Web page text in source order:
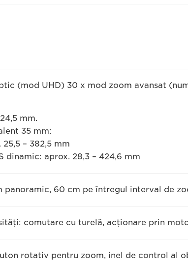
(mod UHD) 30 x mod zoom avansat
mm.
35 mm:
25,5 – 382,5 mm
dinamic: aprox. 28,3 – 424,6 mm
panoramic, 60 cm pe întregul interval de
comutare cu turelă, acţionare prin
rotativ pentru zoom, inel de control al